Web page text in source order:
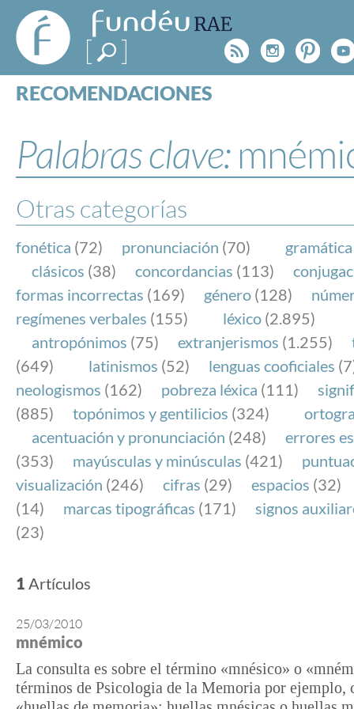
FundéuRAE
- Fundación
del Español
Urgente
Rss
RECOMENDACIONES
ESPECIALES
BLOG
NOTICIAS
SOBRE LA FUNDÉURAE
FundéuRAE es una fundación patrocinada por la
y la Real Academia Española, cuyo objetivo es
el buen uso del español en los medios de
Internet.
Palabras clave:
Otras categorías
fonética (72) pronunciación (70) gramática
clásicos (38) concordancias (113)
formas incorrectas (169) género (128)
regímenes verbales (155) léxico (2.895)
antropónimos (75) extranjerismos (1.255)
(649)
latinismos (52) lenguas cooficiales
neologismos (162) pobreza léxica (111)
(885)
topónimos y gentilicios (324)
acentuación y pronunciación (248)
errores
(353)
mayúsculas y minúsculas (421)
visualización (246) cifras (29) espacios (32)
(14)
marcas tipográficas (171)
signos
(23)
1 Artículos
25/03/2010
mnémico
La consulta es sobre el término «mnésico» o
términos de Psicologia de la Memoria por ejemplo,